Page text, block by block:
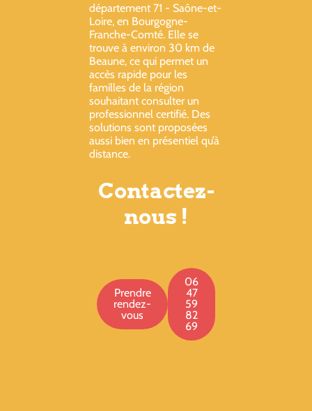
département 71 - Saône-et-
Loire, en Bourgogne-
Franche-Comté. Elle se
trouve à environ 30 km de
Beaune, ce qui permet un
accès rapide pour les
familles de la région
souhaitant consulter un
professionnel certifié. Des
solutions sont proposées
aussi bien en présentiel qu’à
distance.
Contactez-
nous !
Prendre
rendez-
vous
06
47
59
82
69